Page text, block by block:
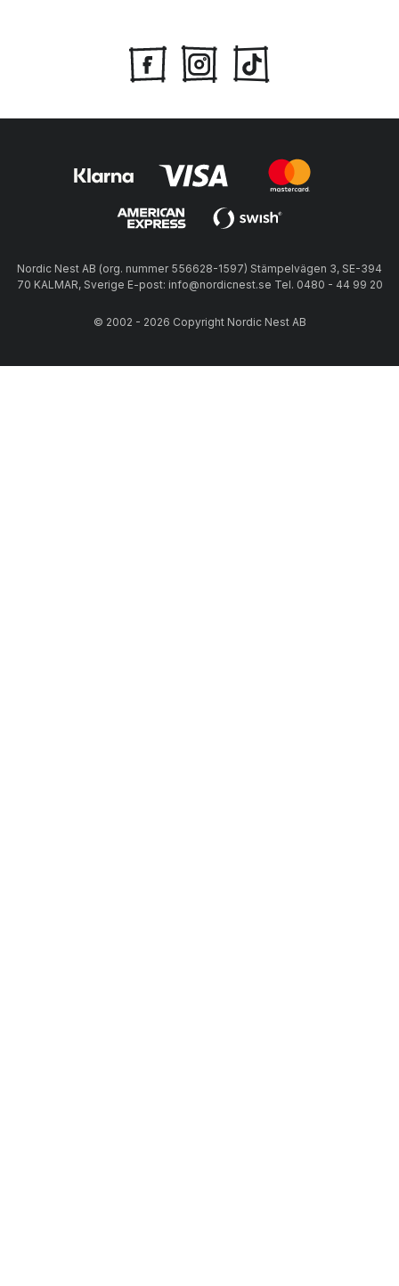
Nordic Nest AB (org. nummer 556628-1597) Stämpelvägen 3, SE-394
70 KALMAR, Sverige E-post: info@nordicnest.se Tel. 0480 - 44 99 20
© 2002 - 2026 Copyright Nordic Nest AB